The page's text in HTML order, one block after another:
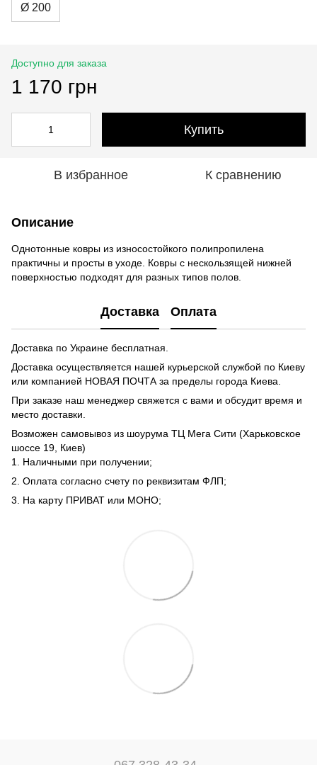
Ø 200
Доступно для заказа
1 170 грн
Купить
В избранное К сравнению
Описание
Однотонные ковры из износостойкого полипропилена
практичны и просты в уходе. Ковры с нескользящей нижней
поверхностью подходят для разных типов полов.
Доставка Оплата
Доставка по Украине бесплатная.
Доставка осуществляется нашей курьерской службой по Киеву
или компанией НОВАЯ ПОЧТА за пределы города Киева.
При заказе наш менеджер свяжется с вами и обсудит время и
место доставки.
Возможен самовывоз из шоурума ТЦ Мега Сити (Харьковское
шоссе 19, Киев)
1. Наличными при получении;
2. Оплата согласно счету по реквизитам ФЛП;
3. На карту ПРИВАТ или МОНО;